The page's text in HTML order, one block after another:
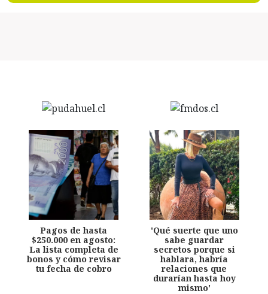
Pagos de hasta
$250.000 en agosto:
La lista completa de
bonos y cómo revisar
tu fecha de cobro
'Qué suerte que uno
sabe guardar
secretos porque si
hablara, habría
relaciones que
durarían hasta hoy
mismo'